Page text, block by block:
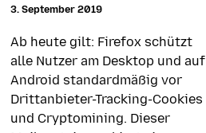
3. September 2019
Ab heute gilt: Firefox schützt
alle Nutzer am Desktop und auf
Android standardmäßig vor
Drittanbieter-Tracking-Cookies
und Cryptomining. Dieser